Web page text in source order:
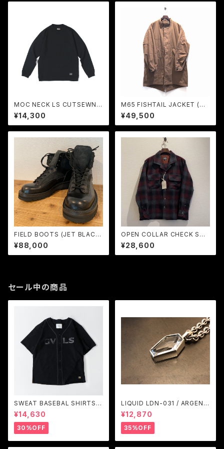
MOC NECK LS CUTSEWN
(BLACK) / LOST CONTROL
¥14,300
M65 FISHTAIL JACKET (CO
YOTE BROWN) / LOST CO
NTROL
¥49,500
FIELD BOOTS (JET BLACK)
/ LOST CONTROL
¥88,000
OPEN COLLAR CHECK SH
(Black × Red) / LOST CON
TROL
¥28,600
セール中の商品
SWEAT BASEBAL SHIRTS
(BLACK) / GAVIAL
¥14,630
30%OFF
LIQUID LDN-031 / ARGENT
GLEAM
¥12,870
35%OFF